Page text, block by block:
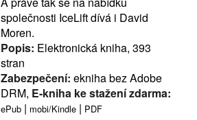
společnosti IceLift dívá i David
Moren.
Popis: Elektronická kniha, 393
stran
Zabezpečení: ekniha bez Adobe
DRM, E-kniha ke stažení zdarma:
ePub | mobi/Kindle | PDF